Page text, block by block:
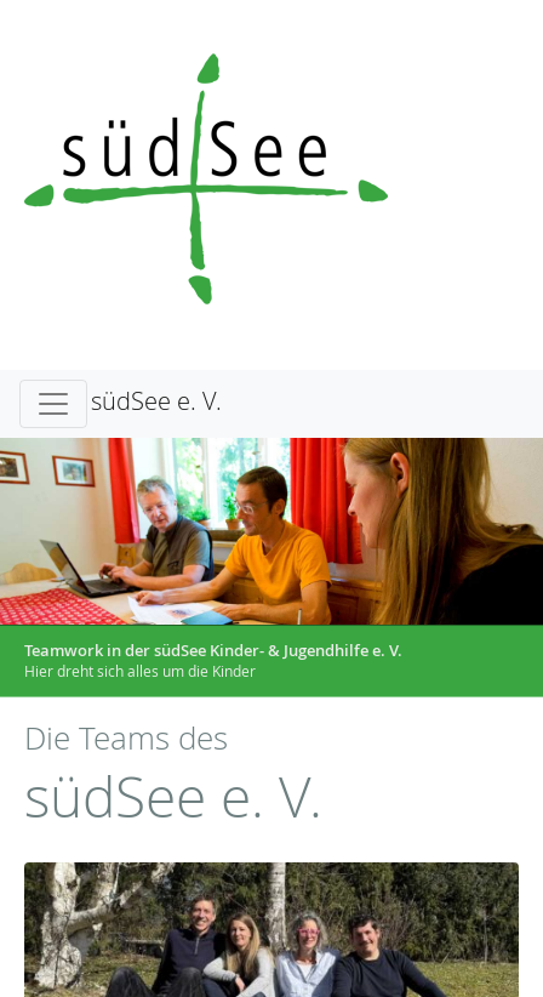
südSee e. V.
Teamwork in der südSee Kinder- & Jugendhilfe e. V.
Hier dreht sich alles um die Kinder
Die Teams des
südSee e. V.